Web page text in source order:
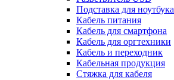
Подставка для ноутбука
Кабель питания
Кабель для смартфона
Кабель для оргтехники
Кабель и переходник
Кабельная продукция
Стяжка для кабеля